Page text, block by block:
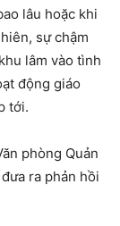
lâu hoặc khi
sự chậm
lâm vào tình
động giáo
tới.
phòng Quản
ra phản hồi